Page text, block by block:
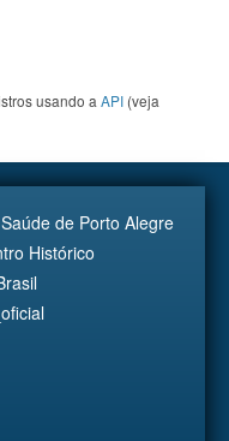
usando a API (veja
de Porto Alegre
Histórico